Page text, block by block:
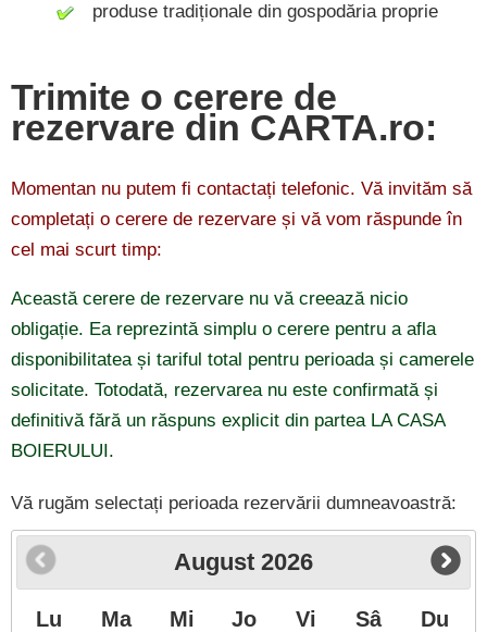
produse tradiționale din gospodăria proprie
Trimite o cerere de
rezervare din CARTA.ro:
Momentan nu putem fi contactați telefonic. Vă invităm să
completați o cerere de rezervare și vă vom răspunde în
cel mai scurt timp:
Această cerere de rezervare nu vă creează nicio
obligație. Ea reprezintă simplu o cerere pentru a afla
disponibilitatea și tariful total pentru perioada și camerele
solicitate. Totodată, rezervarea nu este confirmată și
definitivă fără un răspuns explicit din partea LA CASA
BOIERULUI.
Vă rugăm selectați perioada rezervării dumneavoastră:
August 2026
Lu Ma Mi Jo Vi Sâ Du